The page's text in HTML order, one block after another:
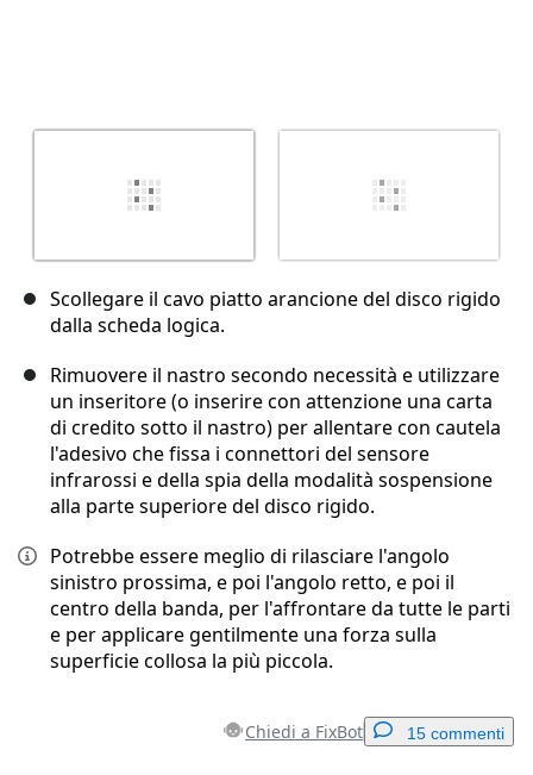
Scollegare il cavo piatto arancione del disco rigido
dalla scheda logica.
Rimuovere il nastro secondo necessità e utilizzare
un inseritore (o inserire con attenzione una carta
di credito sotto il nastro) per allentare con cautela
l'adesivo che fissa i connettori del sensore
infrarossi e della spia della modalità sospensione
alla parte superiore del disco rigido.
Potrebbe essere meglio di rilasciare l'angolo
sinistro prossima, e poi l'angolo retto, e poi il
centro della banda, per l'affrontare da tutte le parti
e per applicare gentilmente una forza sulla
superficie collosa la più piccola.
Chiedi a FixBot 15 commenti